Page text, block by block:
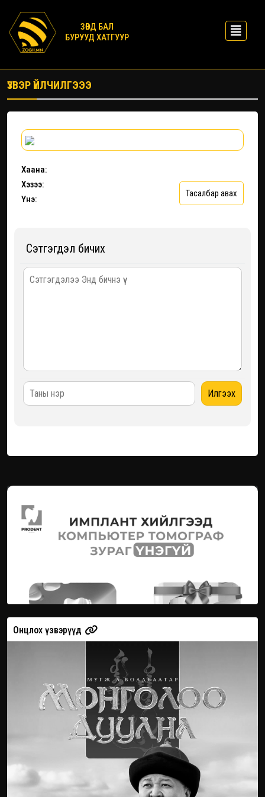
ЗӨВД БАЛ
БУРУУД ХАТГУУР
ҮЗВЭР ҮЙЛЧИЛГЭЭЭ
Хаана:
Хэзээ:
Үнэ:
Тасалбар авах
Сэтгэгдэл бичих